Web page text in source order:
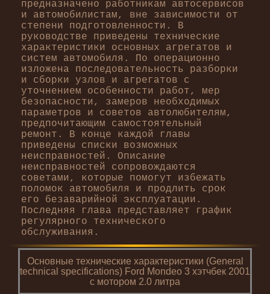
предназначено работникам автосервисов
и автомобилистам, вне зависимости от
степени подготовленности. В
руководстве приведены технические
характеристики основных агрегатов и
систем автомобиля. По операционно
изложена последовательность разборки
и сборки узлов и агрегатов с
уточнением особенности работ, мер
безопасности, замеров необходимых
параметров и советов автолюбителям,
предпочитающим самостоятельный
ремонт. В конце каждой главы
приведены списки возможных
неисправностей. Описание
неисправностей сопровождаются
советами, которые помогут избежать
поломок автомобиля и продлить срок
его безаварийной эксплуатации.
Последняя глава представляет график
регулярного технического
обслуживания.
Основные технические характеристики (General
technical specifications) Ford Mondeo 3 хэтчбек 2001
с мотором 2.0 литра